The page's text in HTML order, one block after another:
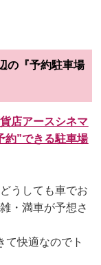
の『予約駐車場
店アースシネマ
約”できる駐車場
うしても車でお
・満車が予想さ
て快適なのでト